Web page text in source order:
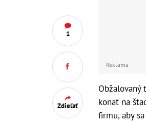
1
Zdieľať
Reklama
konať na
firmu, aby